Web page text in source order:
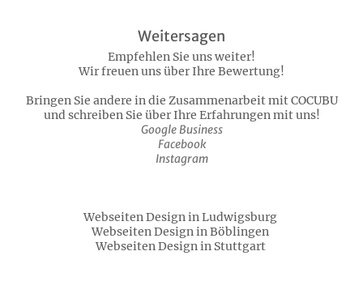
Weitersagen
Empfehlen Sie uns weiter!
Wir freuen uns über Ihre Bewertung!
Bringen Sie andere in die Zusammenarbeit mit COCUBU
und schreiben Sie über Ihre Erfahrungen mit uns!
Google Business
Facebook
Instagram
Webseiten Design in Ludwigsburg
Webseiten Design in Böblingen
Webseiten Design in Stuttgart